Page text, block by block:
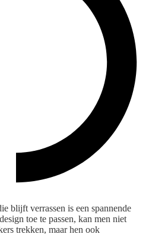
blijft verrassen is een spannende
toe te passen, kan men niet
trekken, maar hen ook